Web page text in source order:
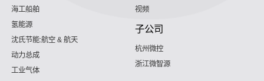
海工船舶
氢能源
沈氏节能:航空 & 航天
动力总成
工业气体
视频
子公司
杭州微控
浙江微智源